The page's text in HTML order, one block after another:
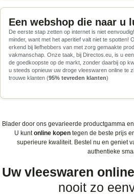
Een webshop die naar u
De eerste stap zetten op internet is niet
minder, want met het aperitief valt niet te spotten!
erkend bij liefhebbers van met zorg gemaakte
vakmanschap. Onze taak, bij Directos.eu, is u een
de goedkoopste op de markt, zonder daarbij op
u steeds opnieuw uw droge vleeswaren online te
trouwe klanten (95% tevreden klanten)
Blader door ons gevarieerde productgamma
U kuntonline kopen tegen de beste prijs
superieure kwaliteit. Bestel nu en geniet
authentieke
Uw vleeswaren
nooit zo